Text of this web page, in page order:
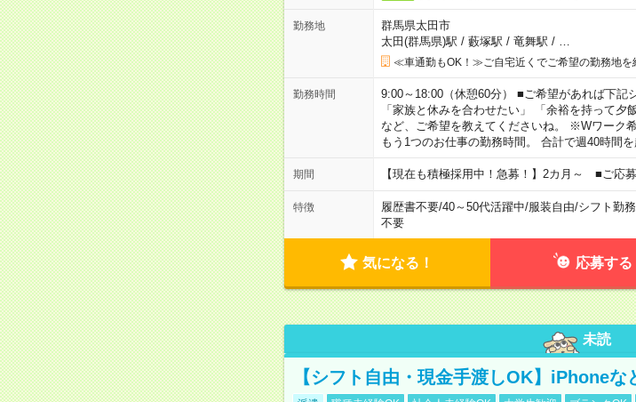
勤務地
群馬県太田市
太田(群馬県)駅 / 藪塚駅 / 竜舞駅 /
≪車通勤もOK！≫ご自宅近くでご希望の勤務地を
勤務時間
9:00～18:00（休憩60分） ■ご希望があれば下記
「家族と休みを合わせたい」 「余裕を持って夕
など、ご希望を教えてくださいね。 ※Wワーク
もう1つのお仕事の勤務時間。 合計で週40時間
期間 【現在も積極採用中！急募！】2カ月～ ■ご応
特徴 履歴書不要/40～50代活躍中/服装自由/シフト勤務
不要
気になる！ 応募する
未読
【シフト自由・現金手渡しOK】iPhoneな